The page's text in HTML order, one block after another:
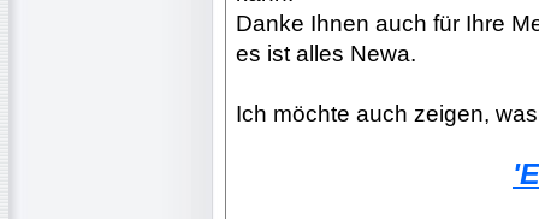
Danke Ihnen auch für Ihre
es ist alles Newa.
Ich möchte auch zeigen,